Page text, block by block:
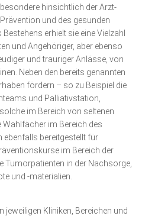
hinsichtlich der Arzt-
und des gesunden
erhielt sie eine Vielzahl
und Angehöriger, aber ebenso
und trauriger Anlässe, von
Neben den bereits genannten
fördern – so zu Beispiel die
und Palliativ­station,
im Bereich von seltenen
im Bereich des
ebenfalls bereitgestellt für
im Bereich der
Tumorpatienten in der Nachsorge,
und -materialien.
jeweiligen Kliniken, Bereichen und